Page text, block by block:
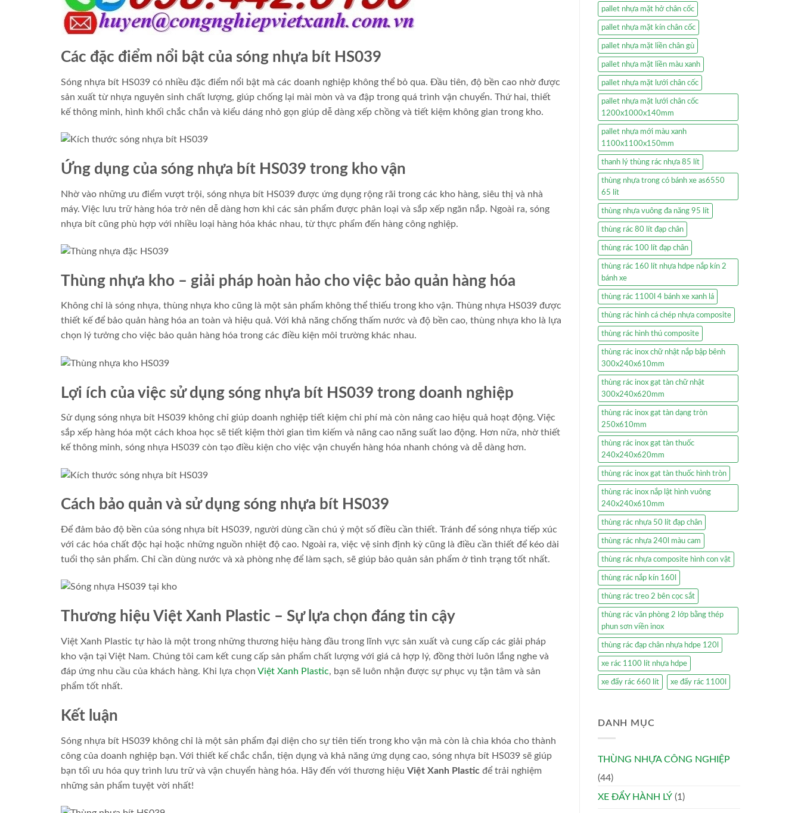
Các đặc điểm nổi bật của sóng nhựa bít HS039
Sóng nhựa bít HS039 có nhiều đặc điểm nổi bật mà các doanh nghiệp không thể bỏ qua. Đầu tiên, độ bền cao nhờ được
sản xuất từ nhựa nguyên sinh chất lượng, giúp chống lại mài mòn và va đập trong quá trình vận chuyển. Thứ hai, thiết
kế thông minh, hình khối chắc chắn và kiểu dáng nhỏ gọn giúp dễ dàng xếp chồng và tiết kiệm không gian trong kho.
Ứng dụng của sóng nhựa bít HS039 trong kho vận
Nhờ vào những ưu điểm vượt trội, sóng nhựa bít HS039 được ứng dụng rộng rãi trong các kho hàng, siêu thị và nhà
máy. Việc lưu trữ hàng hóa trở nên dễ dàng hơn khi các sản phẩm được phân loại và sắp xếp ngăn nắp. Ngoài ra, sóng
nhựa bít cũng phù hợp với nhiều loại hàng hóa khác nhau, từ thực phẩm đến hàng công nghiệp.
Thùng nhựa kho – giải pháp hoàn hảo cho việc bảo quản hàng hóa
Không chỉ là sóng nhựa, thùng nhựa kho cũng là một sản phẩm không thể thiếu trong kho vận. Thùng nhựa HS039 được
thiết kế để bảo quản hàng hóa an toàn và hiệu quả. Với khả năng chống thấm nước và độ bền cao, thùng nhựa kho là lựa
chọn lý tưởng cho việc bảo quản hàng hóa trong các điều kiện môi trường khác nhau.
Lợi ích của việc sử dụng sóng nhựa bít HS039 trong doanh nghiệp
Sử dụng sóng nhựa bít HS039 không chỉ giúp doanh nghiệp tiết kiệm chi phí mà còn nâng cao hiệu quả hoạt động. Việc
sắp xếp hàng hóa một cách khoa học sẽ tiết kiệm thời gian tìm kiếm và nâng cao năng suất lao động. Hơn nữa, nhờ thiết
kế thông minh, sóng nhựa HS039 còn tạo điều kiện cho việc vận chuyển hàng hóa nhanh chóng và dễ dàng hơn.
Cách bảo quản và sử dụng sóng nhựa bít HS039
Để đảm bảo độ bền của sóng nhựa bít HS039, người dùng cần chú ý một số điều cần thiết. Tránh để sóng nhựa tiếp xúc
với các hóa chất độc hại hoặc những nguồn nhiệt độ cao. Ngoài ra, việc vệ sinh định kỳ cũng là điều cần thiết để kéo dài
tuổi thọ sản phẩm. Chỉ cần dùng nước và xà phòng nhẹ để làm sạch, sẽ giúp bảo quản sản phẩm ở tình trạng tốt nhất.
Thương hiệu Việt Xanh Plastic – Sự lựa chọn đáng tin cậy
Việt Xanh Plastic tự hào là một trong những thương hiệu hàng đầu trong lĩnh vực sản xuất và cung cấp các giải pháp
kho vận tại Việt Nam. Chúng tôi cam kết cung cấp sản phẩm chất lượng với giá cả hợp lý, đồng thời luôn lắng nghe và
đáp ứng nhu cầu của khách hàng. Khi lựa chọn Việt Xanh Plastic, bạn sẽ luôn nhận được sự phục vụ tận tâm và sản
phẩm tốt nhất.
Kết luận
Sóng nhựa bít HS039 không chỉ là một sản phẩm đại diện cho sự tiên tiến trong kho vận mà còn là chìa khóa cho thành
công của doanh nghiệp bạn. Với thiết kế chắc chắn, tiện dụng và khả năng ứng dụng cao, sóng nhựa bít HS039 sẽ giúp
bạn tối ưu hóa quy trình lưu trữ và vận chuyển hàng hóa. Hãy đến với thương hiệu Việt Xanh Plastic để trải nghiệm
những sản phẩm tuyệt vời nhất!
pallet nhựa mặt hở chân cốc
pallet nhựa mặt kín chân cốc
pallet nhựa mặt liền chân gù
pallet nhựa mặt liền màu xanh
pallet nhựa mặt lưới chân cốc
pallet nhựa mặt lưới chân cốc
1200x1000x140mm
pallet nhựa mới màu xanh
1100x1100x150mm
thanh lý thùng rác nhựa 85 lít
thùng nhựa trong có bánh xe as6550
65 lít
thùng nhựa vuông đa năng 95 lít
thùng rác 80 lít đạp chân
thùng rác 100 lít đạp chân
thùng rác 160 lít nhựa hdpe nắp kín 2
bánh xe
thùng rác 1100l 4 bánh xe xanh lá
thùng rác hình cá chép nhựa composite
thùng rác hình thú composite
thùng rác inox chữ nhật nắp bập bênh
300x240x610mm
thùng rác inox gạt tàn chữ nhật
300x240x620mm
thùng rác inox gạt tàn dạng tròn
250x610mm
thùng rác inox gạt tàn thuốc
240x240x620mm
thùng rác inox gạt tàn thuốc hình tròn
thùng rác inox nắp lật hình vuông
240x240x610mm
thùng rác nhựa 50 lít đạp chân
thùng rác nhựa 240l màu cam
thùng rác nhựa composite hình con vật
thùng rác nắp kín 160l
thùng rác treo 2 bên cọc sắt
thùng rác văn phòng 2 lớp bằng thép
phun sơn viền inox
thùng rác đạp chân nhựa hdpe 120l
xe rác 1100 lít nhựa hdpe
xe đẩy rác 660 lít xe đẩy rác 1100l
DANH MỤC
THÙNG NHỰA CÔNG NGHIỆP
(44)
XE ĐẨY HÀNH LÝ (1)